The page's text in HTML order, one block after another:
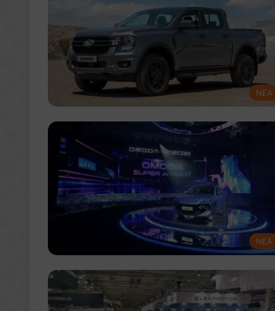
NEA
NEA